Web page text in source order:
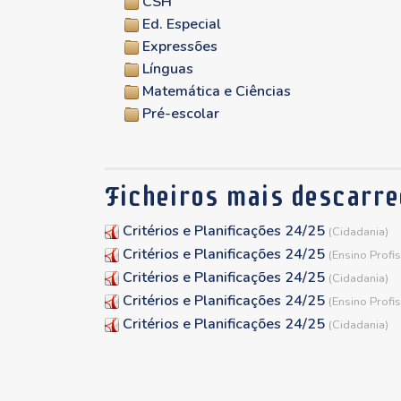
Ed. Especial
Expressões
Línguas
Matemática e Ciências
Pré-escolar
Ficheiros mais
Critérios e Planificações 24/25 (Cidadania)
Critérios e Planificações 24/25 (Ensino
Critérios e Planificações 24/25 (Cidadania)
Critérios e Planificações 24/25 (Ensino
Critérios e Planificações 24/25 (Cidadania)